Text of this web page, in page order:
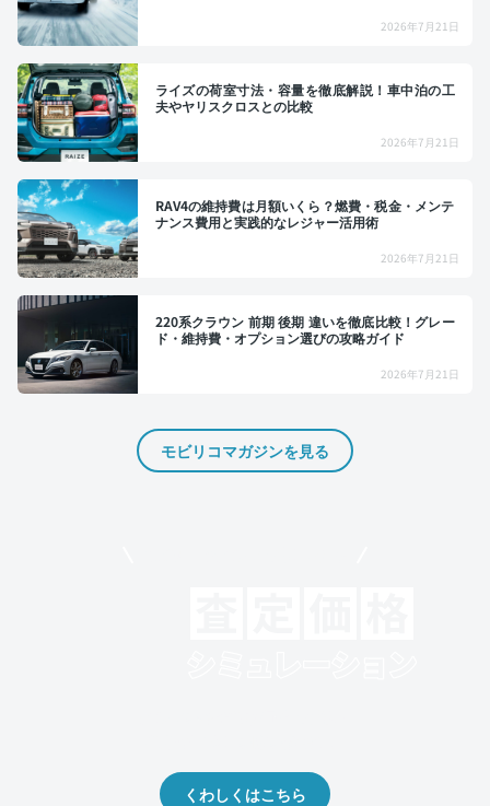
2026年7月21日
ライズの荷室寸法・容量を徹底解説！車中泊の工
夫やヤリスクロスとの比較
2026年7月21日
RAV4の維持費は月額いくら？燃費・税金・メンテ
ナンス費用と実践的なレジャー活用術
2026年7月21日
220系クラウン 前期 後期 違いを徹底比較！グレー
ド・維持費・オプション選びの攻略ガイド
2026年7月21日
モビリコマガジンを見る
くわしくはこちら